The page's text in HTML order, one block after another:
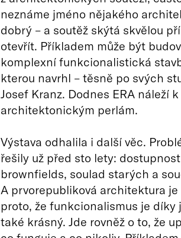
neznáme jméno nějakého
dobrý – a soutěž skýtá skvělou
otevřít. Příkladem může být
komplexní funkcionalistická
kterou navrhl – těsně po svých
Josef Kranz. Dodnes ERA náleží
architektonickým perlám.
Výstava odhalila i další věc.
řešily už před sto lety:
brownfields, soulad starých a
A prvorepubliková architektura
proto, že funkcionalismus je
také krásný. Jde rovněž o to, že